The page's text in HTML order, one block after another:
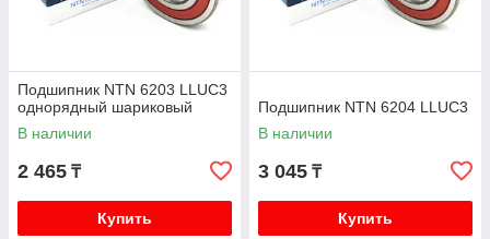
Подшипник NTN 6203 LLUC3
однорядный шариковый
В наличии
2 465 ₸
Купить
Подшипник NTN 6204 LLUC3
В наличии
3 045 ₸
Купить